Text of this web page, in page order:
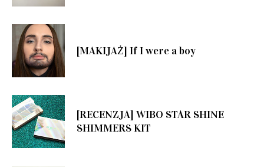
[MAKIJAŻ] If I were a boy
[RECENZJA] WIBO STAR SHINE
SHIMMERS KIT